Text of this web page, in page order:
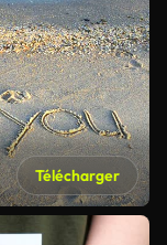
Télécharger